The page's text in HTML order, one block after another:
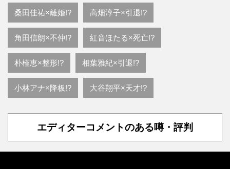
桑田佳祐×離婚!? 高畑淳子×引退!?
角田信朗×不仲!? 紅音ほたる×死亡!?
朴槿恵×整形!? 相葉雅紀×引退!?
小林アナ×降板!? 大谷翔平×天才!?
エディターコメントのある噂・評判